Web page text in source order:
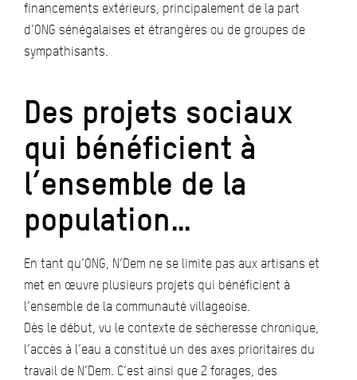
financements extérieurs, principalement de la part
d’ONG sénégalaises et étrangères ou de groupes de
sympathisants.
Des projets sociaux
qui bénéficient à
l’ensemble de la
population…
En tant qu’ONG, N’Dem ne se limite pas aux artisans et
met en œuvre plusieurs projets qui bénéficient à
l’ensemble de la communauté villageoise.
Dès le début, vu le contexte de sécheresse chronique,
l’accès à l’eau a constitué un des axes prioritaires du
travail de N’Dem. C’est ainsi que 2 forages, des